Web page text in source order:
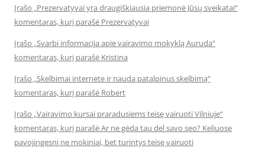
Įrašo „Prezervatyvai yra draugiškiausia priemonė Jūsų sveikatai“
komentaras, kurį parašė Prezervatyvai
Įrašo „Svarbi informacija apie vairavimo mokyklą Auruda“
komentaras, kurį parašė Kristina
Įrašo „Skelbimai internete ir nauda patalpinus skelbimą“
komentaras, kurį parašė Robert
Įrašo „Vairavimo kursai praradusiems teisę vairuoti Vilniuje“
komentaras, kurį parašė Ar ne gėda tau del savo seo? Keliuose
pavojingesni ne mokiniai, bet turintys teisę vairuoti